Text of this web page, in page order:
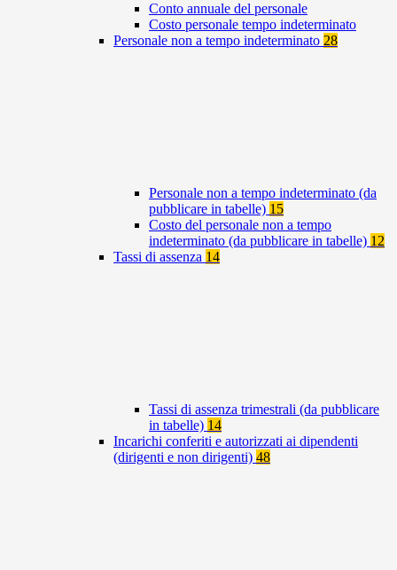
Conto annuale del personale
Costo personale tempo indeterminato
Personale non a tempo indeterminato 28
Personale non a tempo indeterminato (da
pubblicare in tabelle) 15
Costo del personale non a tempo
indeterminato (da pubblicare in tabelle) 12
Tassi di assenza 14
Tassi di assenza trimestrali (da pubblicare
in tabelle) 14
Incarichi conferiti e autorizzati ai dipendenti
(dirigenti e non dirigenti) 48